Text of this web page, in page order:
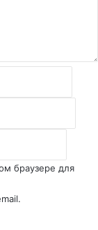
браузере для